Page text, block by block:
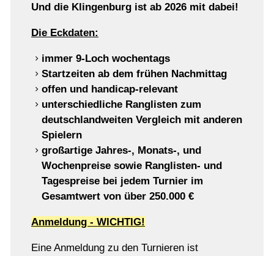
Und die Klingenburg ist ab 2026 mit dabei!
Die Eckdaten:
immer 9-Loch wochentags
Startzeiten ab dem frühen Nachmittag
offen und handicap-relevant
unterschiedliche Ranglisten zum
deutschlandweiten Vergleich mit anderen
Spielern
großartige Jahres-, Monats-, und
Wochenpreise sowie Ranglisten- und
Tagespreise bei jedem Turnier im
Gesamtwert von über 250.000 €
Anmeldung - WICHTIG!
Eine Anmeldung zu den Turnieren ist